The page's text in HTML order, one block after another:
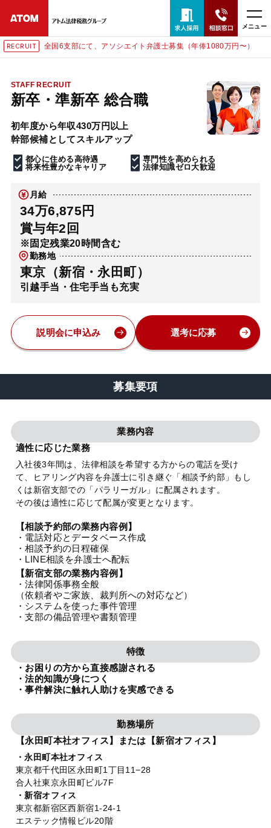
メニュー
RECRUIT 全国6支部にて、アソシエイト弁護士募集（年俸1080万円〜）
STAFF RECRUIT
新卒・準新卒 総合職
初年度から年収430万円以上
幹部候補としてスキルアップ
都心に住める高待遇
専門性を高められる
将来性豊かなキャリア
法律知識ゼロ大歓迎
月給
34万6,875円
賞与年2回
※固定残業20時間含む
勤務地
東京（新宿・永田町）
引越手当・住宅手当も充実
説明会に申込み 選考に応募
募集要項
業務内容
適性に応じた業務
入社後3年間は、法律相談を希望する方からの電話を受け
て、ヒアリング内容を弁護士に引き継ぐ「相談予約部」もし
くは新宿支部での「パラリーガル」に配属されます。
その後は適性に応じて配属が変更となります。
【相談予約部の業務内容例】
・電話対応とデータベース作成
・相談予約の日程確保
・LINE相談を弁護士へ配転
【新宿支部の業務内容例】
・法律関係事務全般
（依頼者やご家族、裁判所への対応など）
・システムを使った事件管理
・支部の備品管理や書類管理
特徴
・お困りの方から直接感謝される
・法的知識が身につく
・事件解決に触れ人助けを実感できる
勤務場所
【永田町本社オフィス】または【新宿オフィス】
・永田町本社オフィス
東京都千代田区永田町1丁目11−28
合人社東京永田町ビル7F
・新宿オフィス
東京都新宿区西新宿1-24-1
エステック情報ビル20階
24時間365日全国対応
無料相談窓口はこちら
電話・LINE・メールで相談予約受付中
ホーム
解決実績
アクセス
弁護士・税理士
お知らせ
特設サイト
法人グループ
プライバシーポリシー 利用規約 内部通報
TikTok受賞 定義集